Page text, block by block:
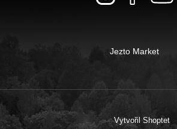
Jezto Market
Vytvořil Shoptet